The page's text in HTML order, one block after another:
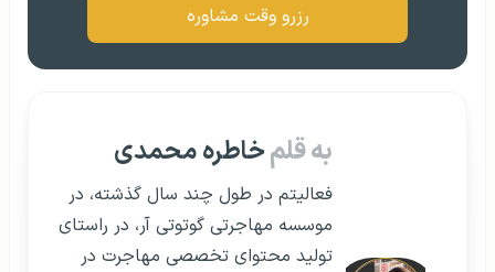
رزرو وقت مشاوره
به قلمخاطره محمدی
فعالیتم در طول چند سال گذشته، در
موسسه مهاجرتی گوتوتی آر، در راستای
تولید محتوای تخصصی مهاجرت در